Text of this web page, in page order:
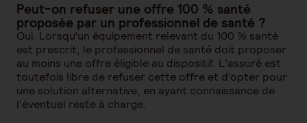
Peut-on refuser une offre 100 % santé
proposée par un professionnel de santé ?
Oui. Lorsqu’un équipement relevant du 100 % santé
est prescrit, le professionnel de santé doit proposer
au moins une offre éligible au dispositif. L’assuré est
toutefois libre de refuser cette offre et d’opter pour
une solution alternative, en ayant connaissance de
l’éventuel reste à charge.